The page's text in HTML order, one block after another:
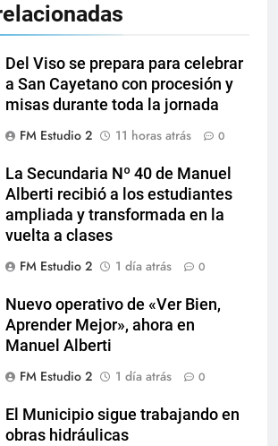
Del Viso se prepara para celebrar
a San Cayetano con procesión y
misas durante toda la jornada
FM Estudio 2
11 horas atrás 0
La Secundaria Nº 40 de Manuel
Alberti recibió a los estudiantes
ampliada y transformada en la
vuelta a clases
FM Estudio 2
1 día atrás 0
Nuevo operativo de «Ver Bien,
Aprender Mejor», ahora en
Manuel Alberti
FM Estudio 2
1 día atrás 0
El Municipio sigue trabajando en
obras hidráulicas